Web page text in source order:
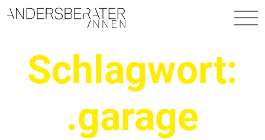
Hauptnavigation
Schlagwort:
.garage